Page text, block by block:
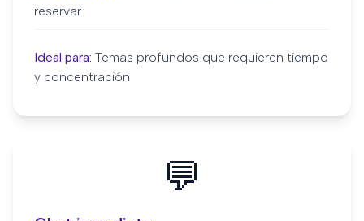
reservar
Ideal para: Temas profundos que requieren tiempo
y concentración
💬